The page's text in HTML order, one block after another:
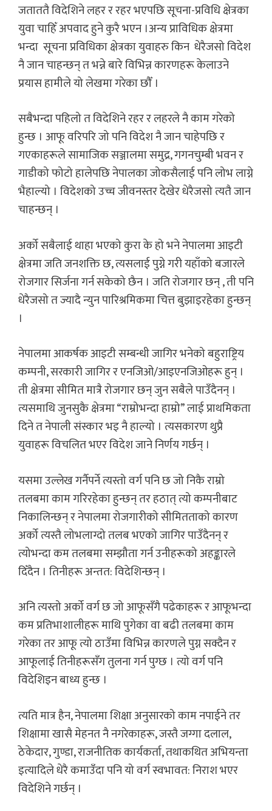
जताततै विदेशिने लहर र रहर भएपछि सूचना-प्रविधि क्षेत्रका
युवा चाहिँ अपवाद हुने कुरै भएन ।अन्य प्राविधिक क्षेत्रमा
भन्दा सूचना प्रविधिका क्षेत्रका युवाहरु किन धेरैजसो विदेश
नै जान चाहन्छन् त भन्ने बारे विभिन्न कारणहरू केलाउने
प्रयास हामीले यो लेखमा गरेका छौँ ।
सबैभन्दा पहिलो त विदेशिने रहर र लहरले नै काम गरेको
हुन्छ । आफू वरिपरि जो पनि विदेश नै जान चाहेपछि र
गएकाहरूले सामाजिक सञ्जालमा समुद्र, गगनचुम्बी भवन र
गाडीको फोटो हालेपछि नेपालका जोकसैलाई पनि लोभ लाग्ने
भैहाल्यो । विदेशको उच्च जीवनस्तर देखेर धेरैजसो त्यतै जान
चाहन्छन् ।
अर्को सबैलाई थाहा भएको कुरा के हो भने नेपालमा आइटी
क्षेत्रमा जति जनशक्ति छ, त्यसलाई पुग्ने गरी यहाँको बजारले
रोजगार सिर्जना गर्न सकेको छैन । जति रोजगार छन् , ती पनि
धेरैजसो त ज्यादै न्युन पारिश्रमिकमा चित्त बुझाइरहेका हुन्छन्
।
नेपालमा आकर्षक आइटी सम्बन्धी जागिर भनेको बहुराष्ट्रिय
कम्पनी, सरकारी जागिर र एनजिओ/आइएनजिओहरू हुन् ।
ती क्षेत्रमा सीमित मात्रै रोजगार छन् जुन सबैले पाउँदैनन् ।
त्यसमाथि जुनसुकै क्षेत्रमा “राम्रोभन्दा हाम्रो” लाई प्राथमिकता
दिने त नेपाली संस्कार भइ नै हाल्यो । त्यसकारण थुप्रै
युवाहरू विचलित भएर विदेश जाने निर्णय गर्छन् ।
यसमा उल्लेख गर्नैपर्ने त्यस्तो वर्ग पनि छ जो निकै राम्रो
तलबमा काम गरिरहेका हुन्छन् तर हठात् त्यो कम्पनीबाट
निकालिन्छन् र नेपालमा रोजगारीको सीमितताको कारण
अर्को त्यस्तै लोभलाग्दो तलब भएको जागिर पाउँदैनन् र
त्योभन्दा कम तलबमा सम्झौता गर्न उनीहरूको अहङ्कारले
दिँदैन । तिनीहरू अन्तत: विदेशिन्छन् ।
अनि त्यस्तो अर्को वर्ग छ जो आफूसँगै पढेकाहरू र आफूभन्दा
कम प्रतिभाशालीहरू माथि पुगेका वा बढी तलबमा काम
गरेका तर आफू त्यो ठाउँमा विभिन्न कारणले पुग्न सक्दैन र
आफूलाई तिनीहरूसँग तुलना गर्न पुग्छ । त्यो वर्ग पनि
विदेशिइन बाध्य हुन्छ ।
त्यति मात्र हैन, नेपालमा शिक्षा अनुसारको काम नपाईने तर
शिक्षामा खासै मेहनत नै नगरेकाहरू, जस्तै जग्गा दलाल,
ठेकेदार, गुण्डा, राजनीतिक कार्यकर्ता, तथाकथित अभियन्ता
इत्यादिले धेरै कमाउँदा पनि यो वर्ग स्वभावत: निराश भएर
विदेशिने गर्छन् ।